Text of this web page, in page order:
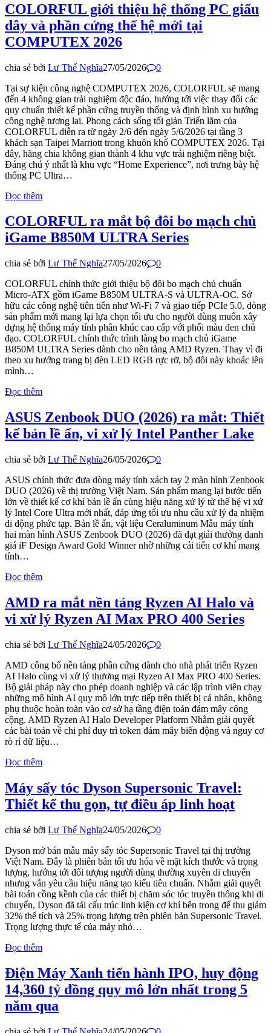
COLORFUL giới thiệu hệ thống PC giấu
dây và phần cứng thế hệ mới tại
COMPUTEX 2026
chia sẻ bởi Lư Thế Nghĩa27/05/2026
0
Tại sự kiện công nghệ COMPUTEX 2026, COLORFUL sẽ mang
đến 4 không gian trải nghiệm độc đáo, hướng tới việc thay đổi các
quy chuẩn thiết kế phần cứng truyền thống và định hình xu hướng
công nghệ tương lai. Phong cách sống tối giản Triển lãm của
COLORFUL diễn ra từ ngày 2/6 đến ngày 5/6/2026 tại tầng 3
khách sạn Taipei Marriott trong khuôn khổ COMPUTEX 2026. Tại
đây, hãng chia không gian thành 4 khu vực trải nghiệm riêng biệt.
Đáng chú ý nhất là khu vực “Home Experience”, nơi trưng bày hệ
thống PC Ultra…
Đọc thêm
COLORFUL ra mắt bộ đôi bo mạch chủ
iGame B850M ULTRA Series
chia sẻ bởi Lư Thế Nghĩa27/05/2026
0
COLORFUL chính thức giới thiệu bộ đôi bo mạch chủ chuẩn
Micro-ATX gồm iGame B850M ULTRA-S và ULTRA-OC. Sở
hữu các công nghệ tiên tiến như Wi-Fi 7 và giao tiếp PCIe 5.0, dòng
sản phẩm mới mang lại lựa chọn tối ưu cho người dùng muốn xây
dựng hệ thống máy tính phân khúc cao cấp với phối màu đen chủ
đạo. COLORFUL chính thức trình làng bo mạch chủ iGame
B850M ULTRA Series dành cho nền tảng AMD Ryzen. Thay vì đi
theo xu hướng trang bị đèn LED RGB rực rỡ, bộ đôi này khoác lên
mình…
Đọc thêm
ASUS Zenbook DUO (2026) ra mắt: Thiết
kế bản lề ẩn, vi xử lý Intel Panther Lake
chia sẻ bởi Lư Thế Nghĩa26/05/2026
0
ASUS chính thức đưa dòng máy tính xách tay 2 màn hình Zenbook
DUO (2026) về thị trường Việt Nam. Sản phẩm mang lại bước tiến
lớn về thiết kế cơ khí bản lề ẩn cùng hiệu năng xử lý từ thế hệ vi xử
lý Intel Core Ultra mới nhất, đáp ứng tối ưu nhu cầu xử lý đa nhiệm
di động phức tạp. Bản lề ẩn, vật liệu Ceraluminum Mẫu máy tính
hai màn hình ASUS Zenbook DUO (2026) đã đạt giải thưởng danh
giá iF Design Award Gold Winner nhờ những cải tiến cơ khí mang
tính…
Đọc thêm
AMD ra mắt nền tảng Ryzen AI Halo và
vi xử lý Ryzen AI Max PRO 400 Series
chia sẻ bởi Lư Thế Nghĩa24/05/2026
0
AMD công bố nền tảng phần cứng dành cho nhà phát triển Ryzen
AI Halo cùng vi xử lý thương mại Ryzen AI Max PRO 400 Series.
Bộ giải pháp này cho phép doanh nghiệp và các lập trình viên chạy
những mô hình AI quy mô lớn trực tiếp trên thiết bị cá nhân, không
phụ thuộc hoàn toàn vào cơ sở hạ tầng điện toán đám mây công
cộng. AMD Ryzen AI Halo Developer Platform Nhằm giải quyết
các bài toán về chi phí duy trì token đám mây biến động và nguy cơ
rò rỉ dữ liệu…
Đọc thêm
Máy sấy tóc Dyson Supersonic Travel:
Thiết kế thu gọn, tự điều áp linh hoạt
chia sẻ bởi Lư Thế Nghĩa24/05/2026
0
Dyson mở bán mẫu máy sấy tóc Supersonic Travel tại thị trường
Việt Nam. Đây là phiên bản tối ưu hóa về mặt kích thước và trọng
lượng, hướng tới đối tượng người dùng thường xuyên di chuyển
nhưng vẫn yêu cầu hiệu năng tạo kiểu tiêu chuẩn. Nhằm giải quyết
bài toán cồng kềnh của các thiết bị chăm sóc tóc truyền thống khi di
chuyển, Dyson đã tái cấu trúc linh kiện cơ khí bên trong để thu giảm
32% thể tích và 25% trọng lượng trên phiên bản Supersonic Travel.
Trọng lượng thực tế của máy nhỏ…
Đọc thêm
Điện Máy Xanh tiến hành IPO, huy động
14,360 tỷ đồng quy mô lớn nhất trong 5
năm qua